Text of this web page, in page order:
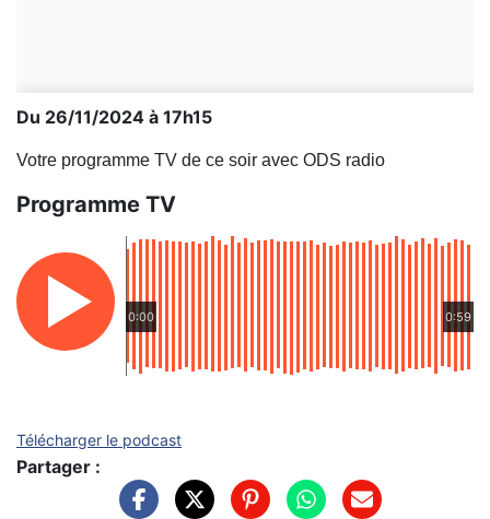
Du 26/11/2024 à 17h15
Votre programme TV de ce soir avec ODS radio
Programme TV
0:00 0:59
Télécharger le podcast
Partager :